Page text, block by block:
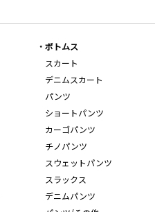
ボトムス
スカート
デニムスカート
パンツ
ショートパンツ
カーゴパンツ
チノパンツ
スウェットパンツ
スラックス
デニムパンツ